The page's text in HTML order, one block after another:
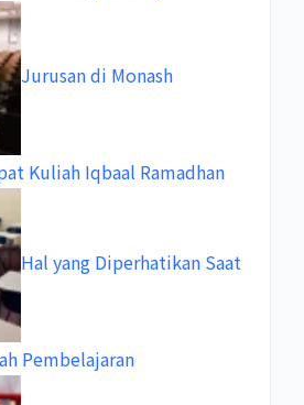
Jurusan di Monash
Kuliah Iqbaal Ramadhan
Hal yang Diperhatikan Saat
Pembelajaran